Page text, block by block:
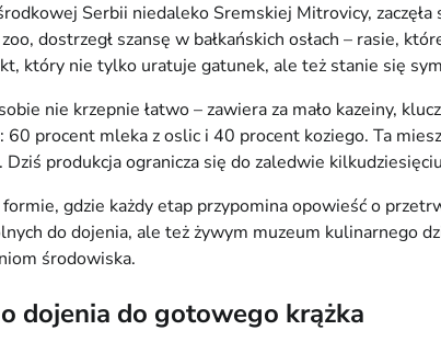
Serbii niedaleko Sremskiej Mitrovicy,
dostrzegł szansę w bałkańskich osłach – rasie,
który nie tylko uratuje gatunek, ale też stanie się
nie krzepnie łatwo – zawiera za mało kazeiny,
procent mleka z oslic i 40 procent koziego. Ta
produkcja ogranicza się do zaledwie
gdzie każdy etap przypomina opowieść o
do dojenia, ale też żywym muzeum kulinarnego
środowiska.
dojenia do gotowego krążka